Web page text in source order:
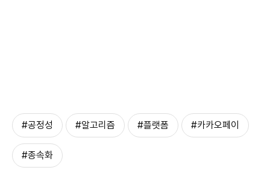
#공정성 #알고리즘 #플랫폼 #카카오페이
#종속화